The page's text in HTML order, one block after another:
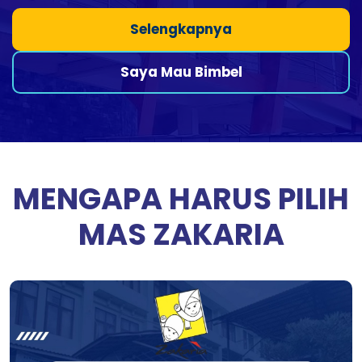
Selengkapnya
Saya Mau Bimbel
MENGAPA HARUS PILIH
MAS ZAKARIA